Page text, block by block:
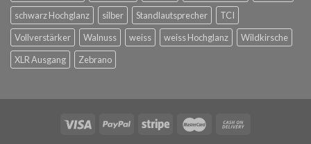
schwarz Hochglanz
silber Standlautsprecher
TCI
Vollverstärker
Walnuss weiss weiss Hochglanz
Wildkirsche
XLR Ausgang
Zebrano